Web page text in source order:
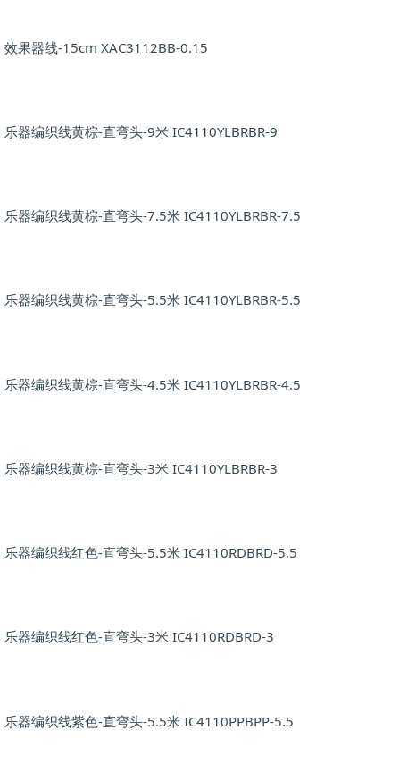
效果器线-15cm XAC3112BB-0.15
乐器编织线黄棕-直弯头-9米 IC4110YLBRBR-9
乐器编织线黄棕-直弯头-7.5米 IC4110YLBRBR-7.5
乐器编织线黄棕-直弯头-5.5米 IC4110YLBRBR-5.5
乐器编织线黄棕-直弯头-4.5米 IC4110YLBRBR-4.5
乐器编织线黄棕-直弯头-3米 IC4110YLBRBR-3
乐器编织线红色-直弯头-5.5米 IC4110RDBRD-5.5
乐器编织线红色-直弯头-3米 IC4110RDBRD-3
乐器编织线紫色-直弯头-5.5米 IC4110PPBPP-5.5